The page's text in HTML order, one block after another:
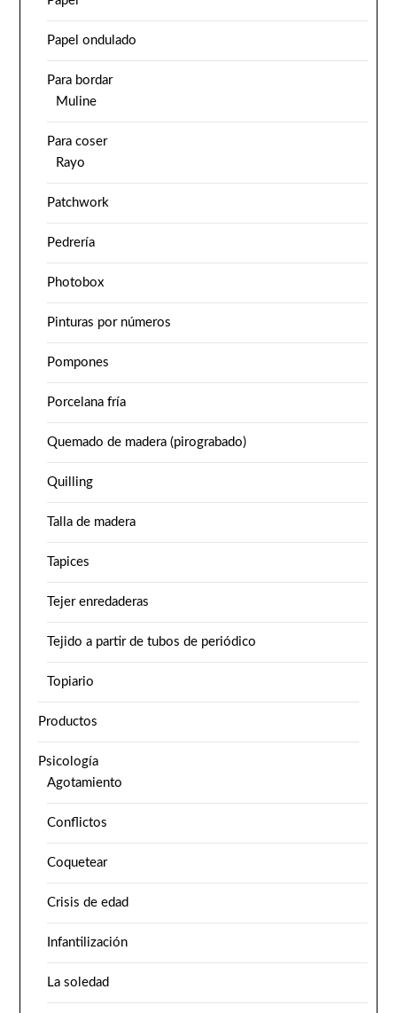
Papel ondulado
Para bordar
Muline
Para coser
Rayo
Patchwork
Pedrería
Photobox
Pinturas por números
Pompones
Porcelana fría
Quemado de madera (pirograbado)
Quilling
Talla de madera
Tapices
Tejer enredaderas
Tejido a partir de tubos de periódico
Topiario
Productos
Psicología
Agotamiento
Conflictos
Coquetear
Crisis de edad
Infantilización
La soledad